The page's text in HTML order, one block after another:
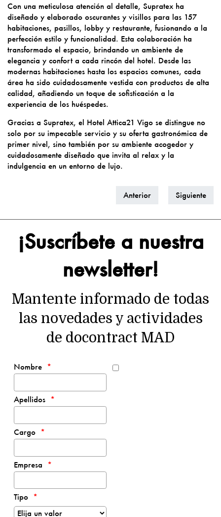
Con una meticulosa atención al detalle, Supratex ha
diseñado y elaborado oscurantes y visillos para las 157
habitaciones, pasillos, lobby y restaurante, fusionando a la
perfección estilo y funcionalidad. Esta colaboración ha
transformado el espacio, brindando un ambiente de
elegancia y confort a cada rincón del hotel. Desde las
modernas habitaciones hasta los espacios comunes, cada
área ha sido cuidadosamente vestida con productos de alta
calidad, añadiendo un toque de sofisticación a la
experiencia de los huéspedes.
Gracias a Supratex, el Hotel Attica21 Vigo se distingue no
solo por su impecable servicio y su oferta gastronómica de
primer nivel, sino también por su ambiente acogedor y
cuidadosamente diseñado que invita al relax y la
indulgencia en un entorno de lujo.
Anterior Siguiente
¡Suscríbete a nuestra
newsletter!
Mantente informado de todas
las novedades y actividades
de docontract MAD
Nombre
Apellidos
Cargo
Empresa
Tipo